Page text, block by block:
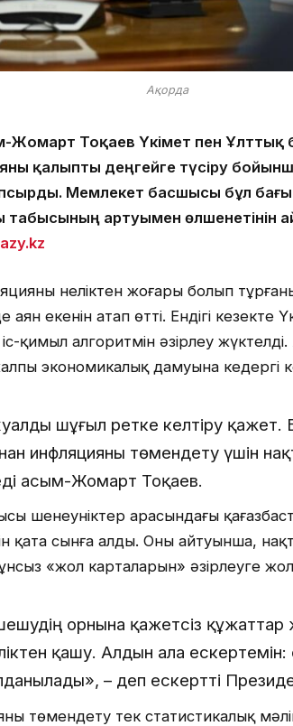
Ақорда
Жомарт Тоқаев Үкімет пен Ұлттық
қалыпты деңгейге түсіру
Мемлекет басшысы бұл
табысының артуымен өлшенетінін
z
неліктен жоғары болып
аян екенін атап өтті. Ендігі кезекте
қимыл алгоритмін әзірлеу
экономикалық дамуына кедергі
шұғыл ретке келтіру
инфляцияны төмендету үшін
Қасым-Жомарт Тоқаев.
шенеуніктер арасындағы
қатаң сынға алды. Оның айтуынша,
«жол карталарын» әзірлеуге жол
орнына қажетсіз құжаттар
қашу. Алдын ала
– деп ескертті
төмендету тек статистикалық